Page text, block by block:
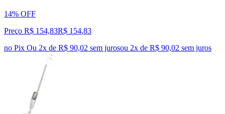
14% OFF
Preço R$ 154,83R$ 154,83
no Pix Ou 2x de R$ 90,02 sem jurosou 2x de R$ 90,02 sem juros